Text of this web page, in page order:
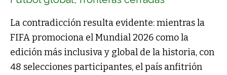
La contradicción resulta evidente: mientras la
FIFA promociona el Mundial 2026 como la
edición más inclusiva y global de la historia, con
48 selecciones participantes, el país anfitrión